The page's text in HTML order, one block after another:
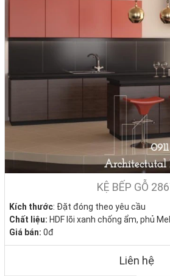
Nhà Decor cung cấp bảng giá tham khảo
trình sẽ có chi phí khác nhau tùy theo
kế. Dưới đây là mức giá trung bình đã bao
KỆ BẾP GỖ
Kích thước: Đặt đóng theo yêu cầu
Chất liệu: HDF lõi xanh chống ẩm, phủ
Giá bán: 0đ
Tình trạng: Hàng mới - Còn hàng
Liên hệ